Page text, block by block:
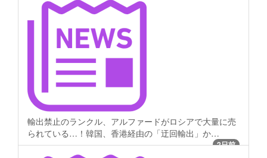
輸出禁止のランクル、アルファードがロシアで大量に売
られている…！韓国、香港経由の「迂回輸出」か…
2日前